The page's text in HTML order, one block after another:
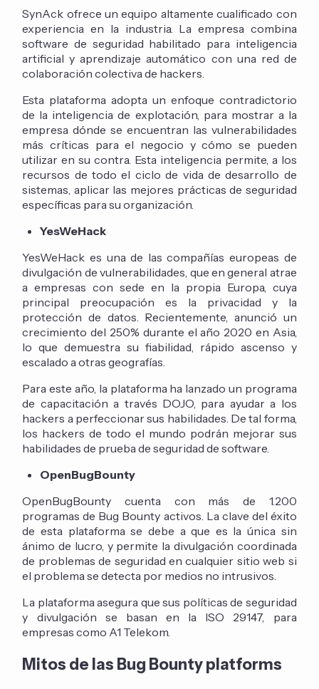
SynAck ofrece un equipo altamente cualificado con
experiencia en la industria. La empresa combina
software de seguridad habilitado para inteligencia
artificial y aprendizaje automático con una red de
colaboración colectiva de hackers.
Esta plataforma adopta un enfoque contradictorio
de la inteligencia de explotación, para mostrar a la
empresa dónde se encuentran las vulnerabilidades
más críticas para el negocio y cómo se pueden
utilizar en su contra. Esta inteligencia permite, a los
recursos de todo el ciclo de vida de desarrollo de
sistemas, aplicar las mejores prácticas de seguridad
específicas para su organización.
YesWeHack
YesWeHack es una de las compañías europeas de
divulgación de vulnerabilidades, que en general atrae
a empresas con sede en la propia Europa, cuya
principal preocupación es la privacidad y la
protección de datos. Recientemente, anunció un
crecimiento del 250% durante el año 2020 en Asia,
lo que demuestra su fiabilidad, rápido ascenso y
escalado a otras geografías.
Para este año, la plataforma ha lanzado un programa
de capacitación a través DOJO, para ayudar a los
hackers a perfeccionar sus habilidades. De tal forma,
los hackers de todo el mundo podrán mejorar sus
habilidades de prueba de seguridad de software.
OpenBugBounty
OpenBugBounty cuenta con más de 1.200
programas de Bug Bounty activos. La clave del éxito
de esta plataforma se debe a que es la única sin
ánimo de lucro, y permite la divulgación coordinada
de problemas de seguridad en cualquier sitio web si
el problema se detecta por medios no intrusivos.
La plataforma asegura que sus políticas de seguridad
y divulgación se basan en la ISO 29147, para
empresas como A1 Telekom.
Mitos de las Bug Bounty platforms